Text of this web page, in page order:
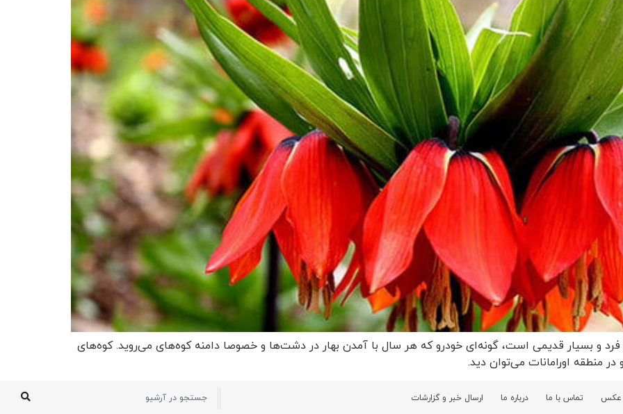
فرد و بسیار قدیمی است، گونه‌ای خودرو که هر سال با آمدن بهار در دشت‌ها و خصوصا دامنه کوه‌های می‌روید. کوه‌های
منطقه اورامانات می‌توان دید.
عکس تماس با ما درباره ما ارسال خبر و گزارشات